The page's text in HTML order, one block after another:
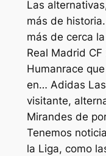
Las
más de
más de cerca
Real Madrid
Humanrace
en… Adidas
visitante,
Mirandes de
Tenemos
la Liga, como